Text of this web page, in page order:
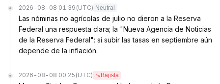
2026-08-08 01:39 (UTC) Neutral
Las nóminas no agrícolas de julio no dieron a la Reserva
Federal una respuesta clara; la "Nueva Agencia de Noticias
de la Reserva Federal": si subir las tasas en septiembre aún
depende de la inflación.
2026-08-08 00:25 (UTC) Bajista